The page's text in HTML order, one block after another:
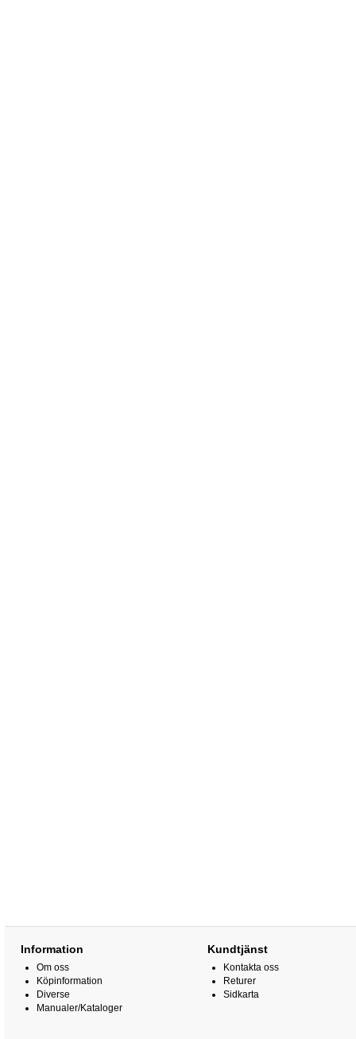
Information
Om oss
Köpinformation
Diverse
Manualer/Kataloger
Kundtjänst
Kontakta oss
Returer
Sidkarta